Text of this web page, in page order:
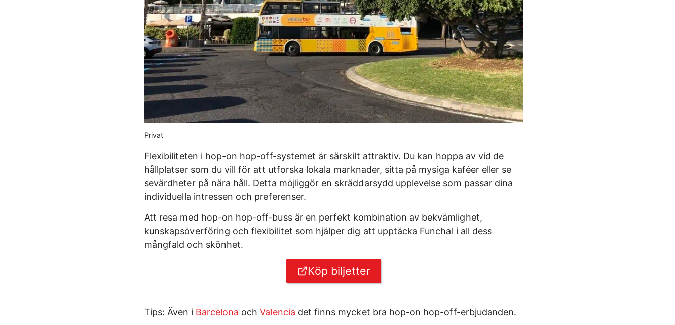
Privat
Flexibiliteten i hop-on hop-off-systemet är särskilt attraktiv. Du kan hoppa av vid de
hållplatser som du vill för att utforska lokala marknader, sitta på mysiga kaféer eller se
sevärdheter på nära håll. Detta möjliggör en skräddarsydd upplevelse som passar dina
individuella intressen och preferenser.
Att resa med hop-on hop-off-buss är en perfekt kombination av bekvämlighet,
kunskapsöverföring och flexibilitet som hjälper dig att upptäcka Funchal i all dess
mångfald och skönhet.
Köp biljetter
Tips: Även i Barcelona ochValencia det finns mycket bra hop-on hop-off-erbjudanden.